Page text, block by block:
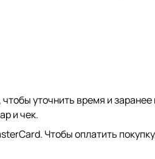
уточнить время и
и чек.
Чтобы оплатить